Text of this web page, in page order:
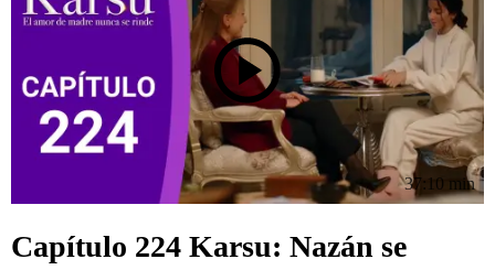
37:10 min
Capítulo 224 Karsu: Nazán se